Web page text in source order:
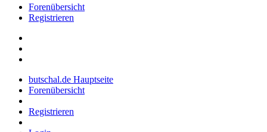
Forenübersicht
Registrieren
butschal.de Hauptseite
Forenübersicht
Registrieren